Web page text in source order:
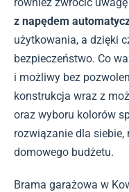
z napędem
użytkowania, a dzięki
bezpieczeństwo. Co
i możliwy bez
konstrukcja wraz z
oraz wyboru kolorów
rozwiązanie dla
domowego budżetu.
Brama garażowa w